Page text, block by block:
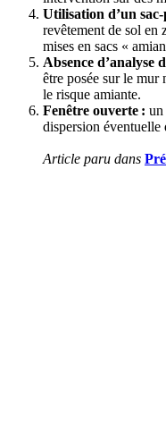
Utilisation d’un
revêtement de sol en
mises en sacs «
Absence d’analyse
être posée sur le mur
le risque amiante.
Fenêtre ouverte : un
dispersion éventuelle
Article paru dans